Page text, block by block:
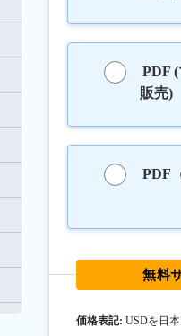
PDF
販売)
PDF
無料
価格表記: USDを日